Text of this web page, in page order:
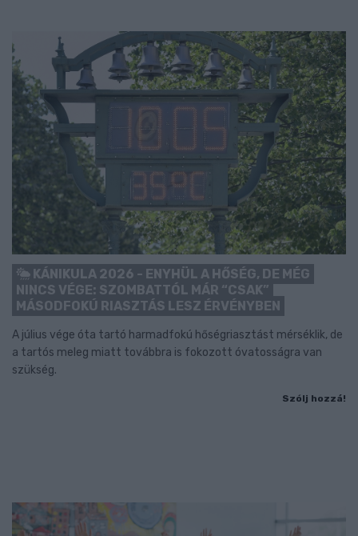
KÁNIKULA 2026 - ENYHÜL A HŐSÉG, DE MÉG
NINCS VÉGE: SZOMBATTÓL MÁR “CSAK”
MÁSODFOKÚ RIASZTÁS LESZ ÉRVÉNYBEN
A július vége óta tartó harmadfokú hőségriasztást mérséklik, de
a tartós meleg miatt továbbra is fokozott óvatosságra van
szükség.
Szólj hozzá!